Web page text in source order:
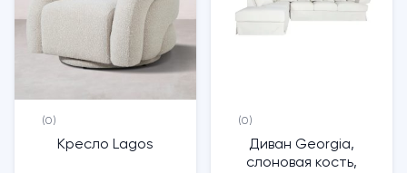
(0)
Кресло Lagos
(0)
Диван Georgia,
слоновая кость,